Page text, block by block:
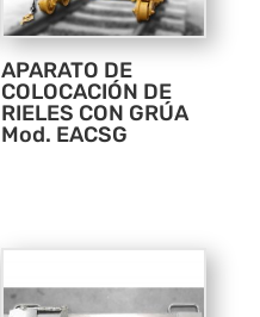
APARATO DE
COLOCACIÓN DE
RIELES CON GRÚA
Mod. EACSG